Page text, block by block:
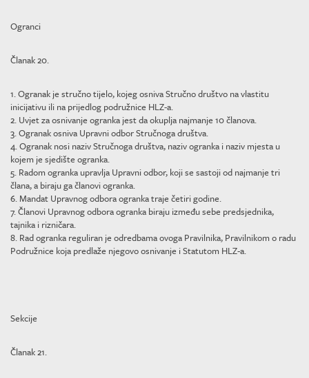
Ogranci
Članak 20.
1. Ogranak je stručno tijelo, kojeg osniva Stručno društvo na vlastitu
inicijativu ili na prijedlog podružnice HLZ-a.
2. Uvjet za osnivanje ogranka jest da okuplja najmanje 10 članova.
3. Ogranak osniva Upravni odbor Stručnoga društva.
4. Ogranak nosi naziv Stručnoga društva, naziv ogranka i naziv mjesta u
kojem je sjedište ogranka.
5. Radom ogranka upravlja Upravni odbor, koji se sastoji od najmanje tri
člana, a biraju ga članovi ogranka.
6. Mandat Upravnog odbora ogranka traje četiri godine.
7. Članovi Upravnog odbora ogranka biraju između sebe predsjednika,
tajnika i rizničara.
8. Rad ogranka reguliran je odredbama ovoga Pravilnika, Pravilnikom o radu
Podružnice koja predlaže njegovo osnivanje i Statutom HLZ-a.
Sekcije
Članak 21.